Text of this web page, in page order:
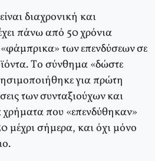
διαχρονική και
πάνω από 50 χρόνια
«φάμπρικα» των επενδύσεων σε
Tο σύνθημα «δώστε
για πρώτη
των συνταξιούχων και
που «επενδύθηκαν»
μέχρι σήμερα, και όχι μόνο